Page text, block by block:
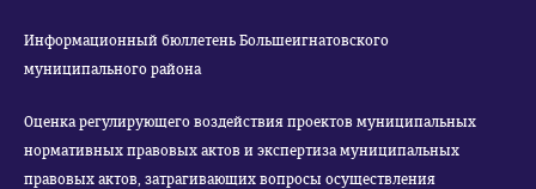
Информационный бюллетень Большеигнатовского
муниципального района
Оценка регулирующего воздействия проектов муниципальных
нормативных правовых актов и экспертиза муниципальных
правовых актов, затрагивающих вопросы осуществления